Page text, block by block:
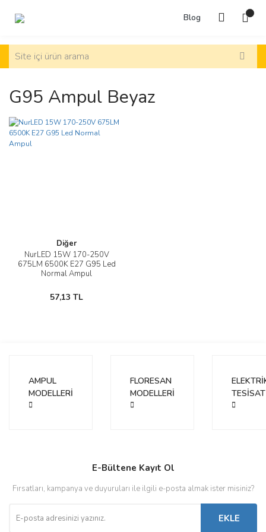
Blog
G95 Ampul Beyaz
Diğer
NurLED 15W 170-250V
675LM 6500K E27 G95 Led
Normal Ampul
57,13 TL
AMPUL
MODELLERİ
FLORESAN
MODELLERİ
TESİSAT
E-Bültene Kayıt Ol
Fırsatları, kampanya ve duyuruları ile ilgili e-posta almak ister misiniz?
EKLE